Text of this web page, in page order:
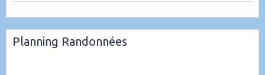
Planning Randonnées